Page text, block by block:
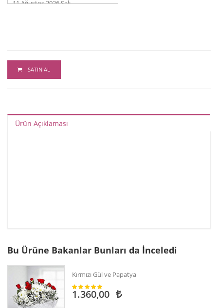
SATIN AL
Ürün Açıklaması
Bu Ürüne Bakanlar Bunları da İnceledi
Kırmızı Gül ve Papatya
1.360,00